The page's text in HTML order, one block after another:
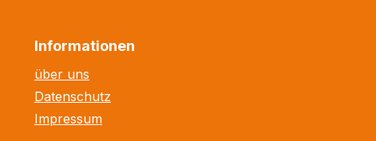
Informationen
über uns
Datenschutz
Impressum